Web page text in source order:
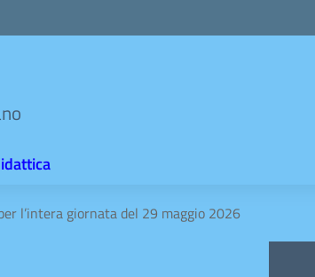
l’intera giornata del 29 maggio 2026